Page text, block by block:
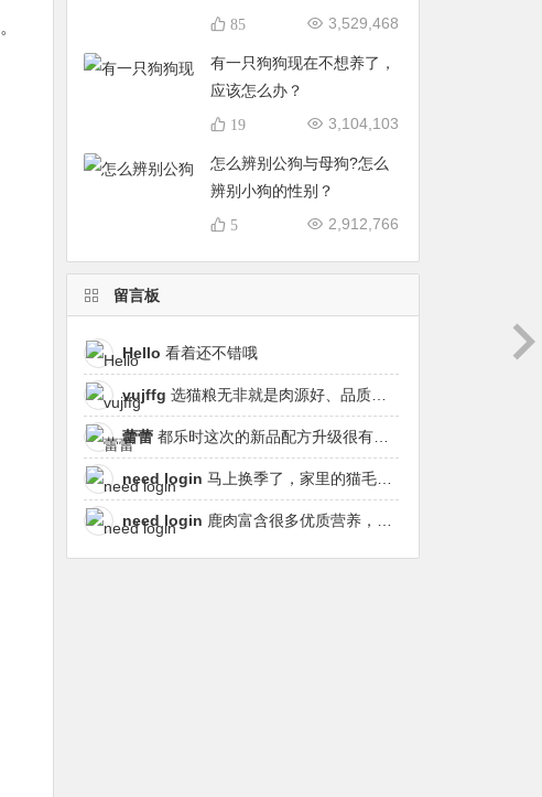
3,529,468
85
有一只狗狗现在不想养了，
应该怎么办？
3,104,103
19
怎么辨别公狗与母狗?怎么
辨别小狗的性别？
2,912,766
5
留言板
Hello 看着还不错哦
vujffg 选猫粮无非就是肉源好、品质好、工艺好，都乐时磷虾鹿肉烘焙粮真的可以闭眼冲了！
蕾蕾 都乐时这次的新品配方升级很有针对性，从原料溯源到营养配比都踩中了当下高端市场的需求点，期待后续的区域代理政策。
need login 马上换季了，家里的猫毛又要多起来了……太需要像都乐时这种28天就能改善毛发的产品！
need login 鹿肉富含很多优质营养，磷虾油对毛发改善也很明显，都乐时太懂铲屎官想要什么了